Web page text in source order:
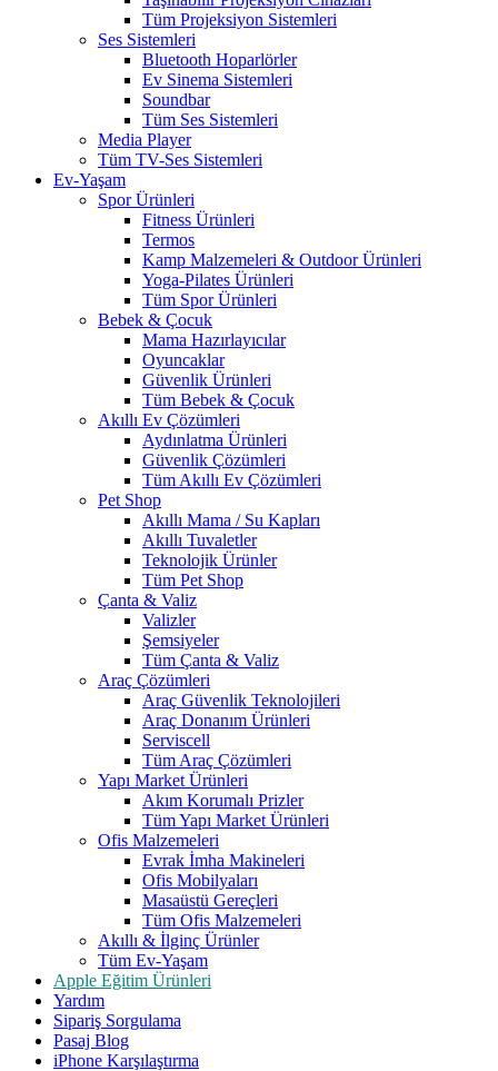
Tüm Projeksiyon Sistemleri
Ses Sistemleri
Bluetooth Hoparlörler
Ev Sinema Sistemleri
Soundbar
Tüm Ses Sistemleri
Media Player
Tüm TV-Ses Sistemleri
Ev-Yaşam
Spor Ürünleri
Fitness Ürünleri
Termos
Kamp Malzemeleri & Outdoor Ürünleri
Yoga-Pilates Ürünleri
Tüm Spor Ürünleri
Bebek & Çocuk
Mama Hazırlayıcılar
Oyuncaklar
Güvenlik Ürünleri
Tüm Bebek & Çocuk
Akıllı Ev Çözümleri
Aydınlatma Ürünleri
Güvenlik Çözümleri
Tüm Akıllı Ev Çözümleri
Pet Shop
Akıllı Mama / Su Kapları
Akıllı Tuvaletler
Teknolojik Ürünler
Tüm Pet Shop
Çanta & Valiz
Valizler
Şemsiyeler
Tüm Çanta & Valiz
Araç Çözümleri
Araç Güvenlik Teknolojileri
Araç Donanım Ürünleri
Serviscell
Tüm Araç Çözümleri
Yapı Market Ürünleri
Akım Korumalı Prizler
Tüm Yapı Market Ürünleri
Ofis Malzemeleri
Evrak İmha Makineleri
Ofis Mobilyaları
Masaüstü Gereçleri
Tüm Ofis Malzemeleri
Akıllı & İlginç Ürünler
Tüm Ev-Yaşam
Apple Eğitim Ürünleri
Yardım
Sipariş Sorgulama
Pasaj Blog
iPhone Karşılaştırma